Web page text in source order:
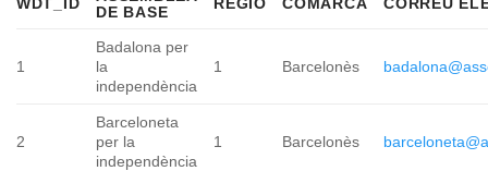
DE BASE
1
Badalona per
la
independència
1 Barcelonès
2
Barceloneta
per la
independència
1 Barcelonès